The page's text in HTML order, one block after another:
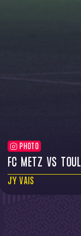
PHOTO
FC METZ VS
J'Y VAIS